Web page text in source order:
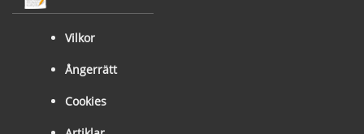
Vilkor
Ångerrätt
Cookies